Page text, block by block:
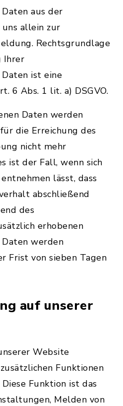
aus der
allein zur
Rechtsgrundlage
Ihrer
ist eine
6 Abs. 1 lit. a) DSGVO.
Daten werden
die Erreichung des
nicht mehr
ist der Fall, wenn sich
lässt, dass
abschließend
des
erhobenen
Daten werden
Frist von sieben Tagen
auf unserer
Website
Funktionen
Funktion ist das
Melden von